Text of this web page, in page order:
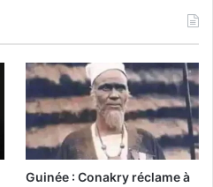
Guinée : Conakry réclame à